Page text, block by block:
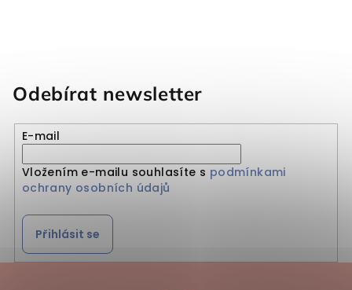
Odebírat newsletter
E-mail
Vložením e-mailu souhlasíte s podmínkami
ochrany osobních údajů
Přihlásit se